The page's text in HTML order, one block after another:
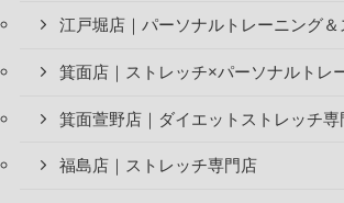
江戸堀店｜パーソナルトレーニング
箕面店｜ストレッチ×パーソナルトレ
箕面萱野店｜ダイエットストレッチ専
福島店｜ストレッチ専門店